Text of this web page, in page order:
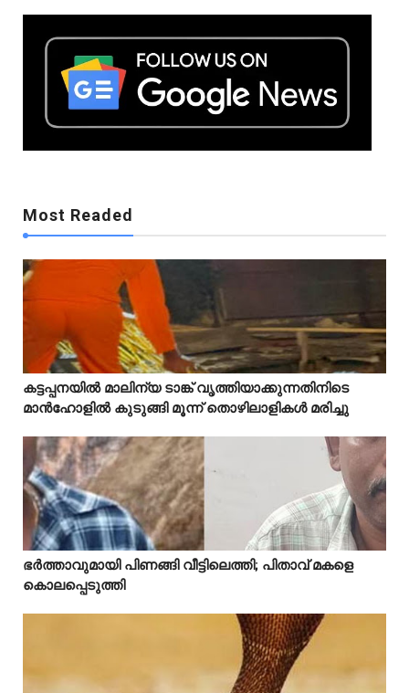
Most Readed
  
കട്ടപ്പനയിൽ മാലിന്യ ടാങ്ക് വൃത്തിയാക്കുന്നതിനിടെ
മാൻഹോളിൽ കുടുങ്ങി മൂന്ന് തൊഴിലാളികൾ മരിച്ചു
  
Mostreaded
ഭർത്താവുമായി പിണങ്ങി വീട്ടിലെത്തി; പിതാവ് മകളെ
കൊലപ്പെടുത്തി
Mostreaded